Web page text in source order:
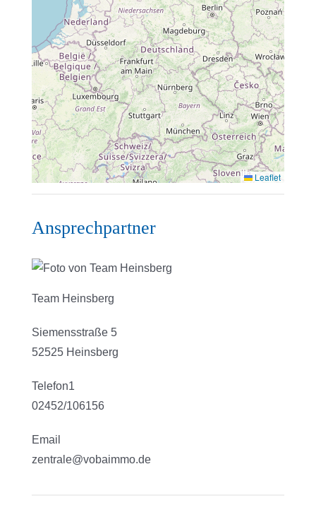
Leaflet
Ansprechpartner
Team Heinsberg
Siemensstraße 5
52525 Heinsberg
Telefon1
02452/106156
Email
zentrale@vobaimmo.de